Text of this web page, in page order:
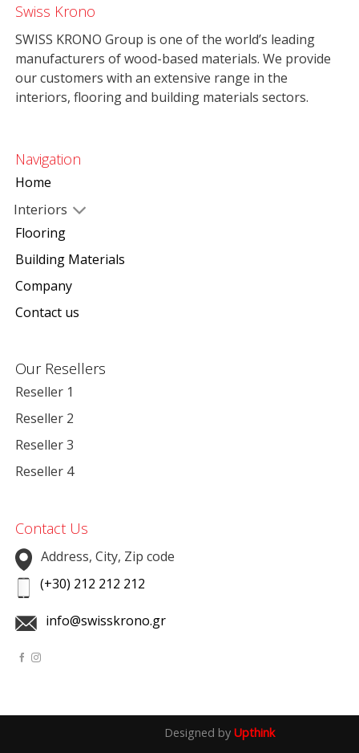
Swiss Krono
SWISS KRONO Group is one of the world’s leading
manufacturers of wood-based materials. We provide
our customers with an extensive range in the
interiors, flooring and building materials sectors.
Navigation
Home
Interiors
Flooring
Building Materials
Company
Contact us
Our Resellers
Reseller 1
Reseller 2
Reseller 3
Reseller 4
Contact Us
Address, City, Zip code
(+30) 212 212 212
info@swisskrono.gr
Designed by Upthink